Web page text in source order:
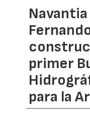
primer
para la